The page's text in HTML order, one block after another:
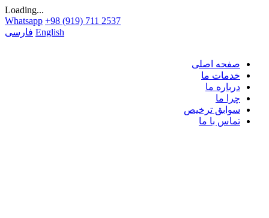
Loading...
Whatsapp +98 (919) 711 2537
فارسی English
صفحه اصلی
خدمات ما
درباره ما
چرا ما
سوابق ترخیص
تماس با ما